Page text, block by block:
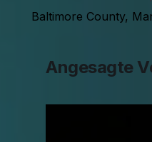
Baltimore County,
Angesagte